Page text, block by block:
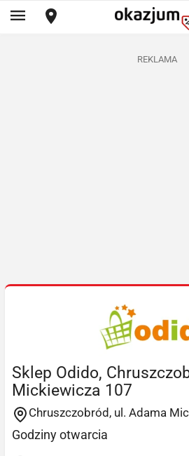
REKLAMA
Sklep Odido,
Mickiewicza 107
Chruszczobród, ul. Adama
Godziny otwarcia